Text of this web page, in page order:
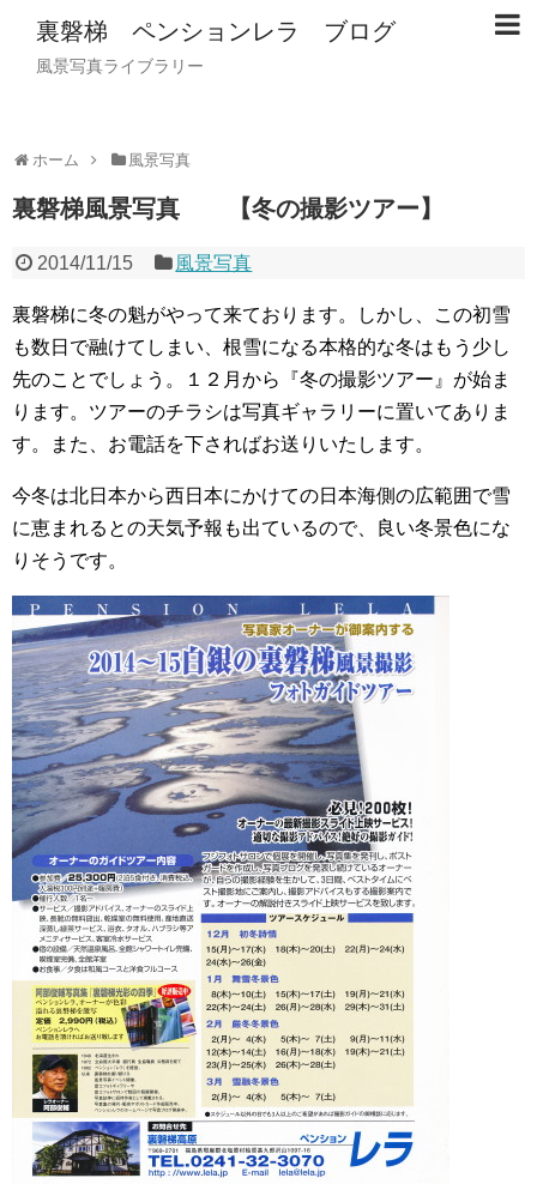
裏磐梯 ペンションレラ ブログ
風景写真ライブラリー
ホーム 風景写真
裏磐梯風景写真 【冬の撮影ツアー】
2014/11/15 風景写真
裏磐梯に冬の魁がやって来ております。しかし、この初雪
も数日で融けてしまい、根雪になる本格的な冬はもう少し
先のことでしょう。１２月から『冬の撮影ツアー』が始ま
ります。ツアーのチラシは写真ギャラリーに置いてありま
す。また、お電話を下さればお送りいたします。
今冬は北日本から西日本にかけての日本海側の広範囲で雪
に恵まれるとの天気予報も出ているので、良い冬景色にな
りそうです。